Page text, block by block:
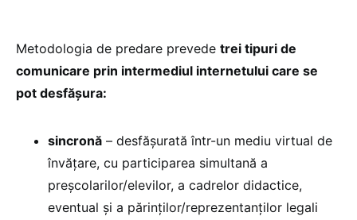
Metodologia de predare prevede trei tipuri de
comunicare prin intermediul internetului care se
pot desfășura:
sincronă – desfășurată într-un mediu virtual de
învățare, cu participarea simultană a
preșcolarilor/elevilor, a cadrelor didactice,
eventual și a părinților/reprezentanților legali